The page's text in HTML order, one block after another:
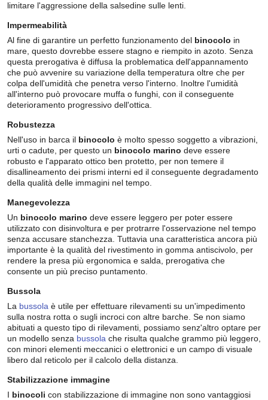
limitare l'aggressione della salsedine sulle lenti.
Impermeabilità
Al fine di garantire un perfetto funzionamento del binocolo in
mare, questo dovrebbe essere stagno e riempito in azoto. Senza
questa prerogativa è diffusa la problematica dell'appannamento
che può avvenire su variazione della temperatura oltre che per
colpa dell'umidità che penetra verso l'interno. Inoltre l'umidità
all'interno può provocare muffa o funghi, con il conseguente
deterioramento progressivo dell'ottica.
Robustezza
Nell'uso in barca il binocolo è molto spesso soggetto a vibrazioni,
urti o cadute, per questo un binocolo marino deve essere
robusto e l'apparato ottico ben protetto, per non temere il
disallineamento dei prismi interni ed il conseguente degradamento
della qualità delle immagini nel tempo.
Manegevolezza
Un binocolo marino deve essere leggero per poter essere
utilizzato con disinvoltura e per protrarre l'osservazione nel tempo
senza accusare stanchezza. Tuttavia una caratteristica ancora più
importante è la qualità del rivestimento in gomma antiscivolo, per
rendere la presa più ergonomica e salda, prerogativa che
consente un più preciso puntamento.
Bussola
La bussola è utile per effettuare rilevamenti su un'impedimento
sulla nostra rotta o sugli incroci con altre barche. Se non siamo
abituati a questo tipo di rilevamenti, possiamo senz'altro optare per
un modello senza bussola che risulta qualche grammo più leggero,
con minori elementi meccanici o elettronici e un campo di visuale
libero dal reticolo per il calcolo della distanza.
Stabilizzazione immagine
I binocoli con stabilizzazione di immagine non sono vantaggiosi